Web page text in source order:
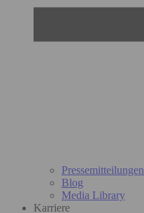
Pressemitteilungen
Blog
Media Library
Karriere